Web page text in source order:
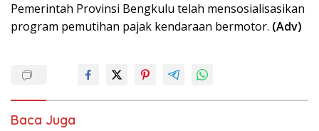
Pemerintah Provinsi Bengkulu telah mensosialisasikan
program pemutihan pajak kendaraan bermotor. (Adv)
Baca Juga